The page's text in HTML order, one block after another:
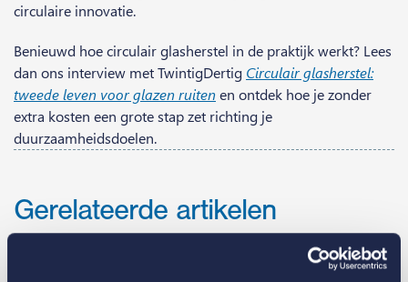
circulaire innovatie.
Benieuwd hoe circulair glasherstel in de praktijk werkt? Lees
dan ons interview met TwintigDertig Circulair glasherstel:
tweede leven voor glazen ruitenen ontdek hoe je zonder
extra kosten een grote stap zet richting je
duurzaamheidsdoelen.
Gerelateerde artikelen